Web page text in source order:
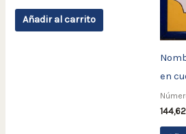
Añadir al carrito
en
144,62